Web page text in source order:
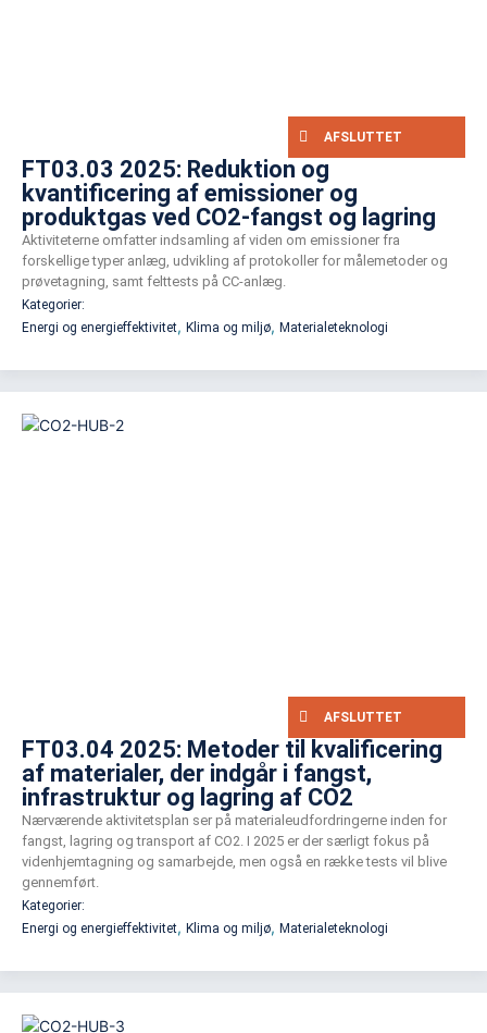
AFSLUTTET
FT03.03 2025: Reduktion og
kvantificering af emissioner og
produktgas ved CO2-fangst og lagring
Aktiviteterne omfatter indsamling af viden om emissioner fra
forskellige typer anlæg, udvikling af protokoller for målemetoder og
prøvetagning, samt felttests på CC-anlæg.
Kategorier:
Energi og energieffektivitet, Klima og miljø, Materialeteknologi
AFSLUTTET
FT03.04 2025: Metoder til kvalificering
af materialer, der indgår i fangst,
infrastruktur og lagring af CO2
Nærværende aktivitetsplan ser på materialeudfordringerne inden for
fangst, lagring og transport af CO2. I 2025 er der særligt fokus på
videnhjemtagning og samarbejde, men også en række tests vil blive
gennemført.
Kategorier:
Energi og energieffektivitet, Klima og miljø, Materialeteknologi